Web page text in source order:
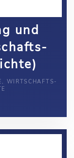
und
WIRTSCHAFTS-